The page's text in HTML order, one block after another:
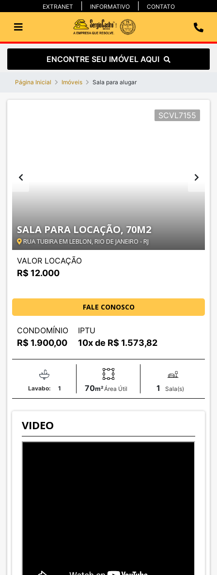
EXTRANET INFORMATIVO CONTATO
ENCONTRE SEU IMÓVEL AQUI
Página Inicial Imóveis Sala para alugar
SCVL7155
SALA PARA LOCAÇÃO, 70M2
RUA TUBIRA EM LEBLON, RIO DE JANEIRO - RJ
VALOR LOCAÇÃO
R$ 12.000
FALE CONOSCO
CONDOMÍNIO
R$ 1.900,00
IPTU
10x de R$ 1.573,82
Lavabo: 1 70m²Área Útil 1 Sala(s)
VIDEO